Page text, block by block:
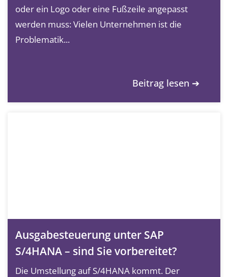
oder ein Logo oder eine Fußzeile angepasst
werden muss: Vielen Unternehmen ist die
Problematik...
Beitrag lesen ➔
Ausgabesteuerung unter SAP
S/4HANA – sind Sie vorbereitet?
Die Umstellung auf S/4HANA kommt. Der